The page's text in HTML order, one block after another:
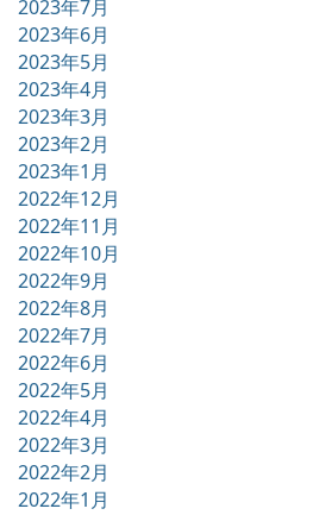
2023年7月
2023年6月
2023年5月
2023年4月
2023年3月
2023年2月
2023年1月
2022年12月
2022年11月
2022年10月
2022年9月
2022年8月
2022年7月
2022年6月
2022年5月
2022年4月
2022年3月
2022年2月
2022年1月